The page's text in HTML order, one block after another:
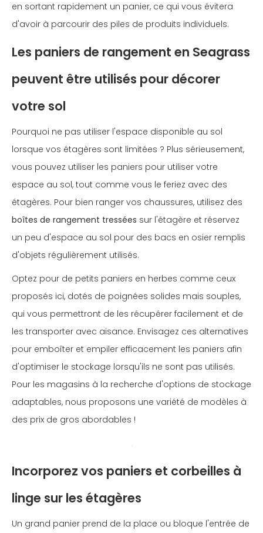
en sortant rapidement un panier, ce qui vous évitera
d'avoir à parcourir des piles de produits individuels.
Les paniers de rangement en Seagrass
peuvent être utilisés pour décorer
votre sol
Pourquoi ne pas utiliser l'espace disponible au sol
lorsque vos étagères sont limitées ? Plus sérieusement,
vous pouvez utiliser les paniers pour utiliser votre
espace au sol, tout comme vous le feriez avec des
étagères. Pour bien ranger vos chaussures, utilisez des
boîtes de rangement tressées sur l'étagère et réservez
un peu d'espace au sol pour des bacs en osier remplis
d'objets régulièrement utilisés.
Optez pour de petits paniers en herbes comme ceux
proposés ici, dotés de poignées solides mais souples,
qui vous permettront de les récupérer facilement et de
les transporter avec aisance. Envisagez ces alternatives
pour emboîter et empiler efficacement les paniers afin
d'optimiser le stockage lorsqu'ils ne sont pas utilisés.
Pour les magasins à la recherche d'options de stockage
adaptables, nous proposons une variété de modèles à
des prix de gros abordables !
Incorporez vos paniers et corbeilles à
linge sur les étagères
Un grand panier prend de la place ou bloque l'entrée de